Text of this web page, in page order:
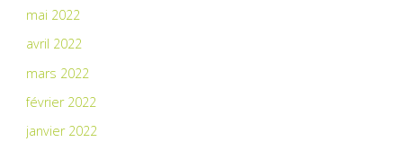
mai 2022
avril 2022
mars 2022
février 2022
janvier 2022